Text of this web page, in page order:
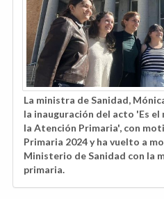
La ministra de Sanidad,
la inauguración del acto 'Es
la Atención Primaria', con
Primaria 2024 y ha vuelto a
Ministerio de Sanidad con la
primaria.